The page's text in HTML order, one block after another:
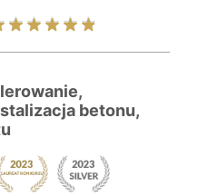
betonu,